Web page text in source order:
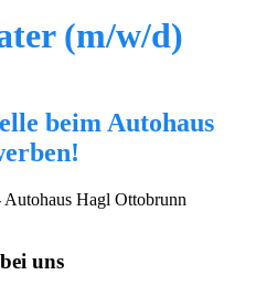
(m/w/d)
beim Autohaus
uns